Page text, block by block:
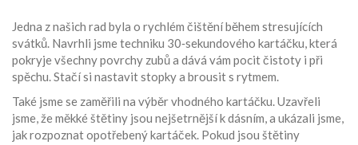
Jedna z našich rad byla o rychlém čištění během stresujících
svátků. Navrhli jsme techniku 30‑sekundového kartáčku, která
pokryje všechny povrchy zubů a dává vám pocit čistoty i při
spěchu. Stačí si nastavit stopky a brousit s rytmem.
Také jsme se zaměřili na výběr vhodného kartáčku. Uzavřeli
jsme, že měkké štětiny jsou nejšetrnější k dásním, a ukázali jsme,
jak rozpoznat opotřebený kartáček. Pokud jsou štětiny